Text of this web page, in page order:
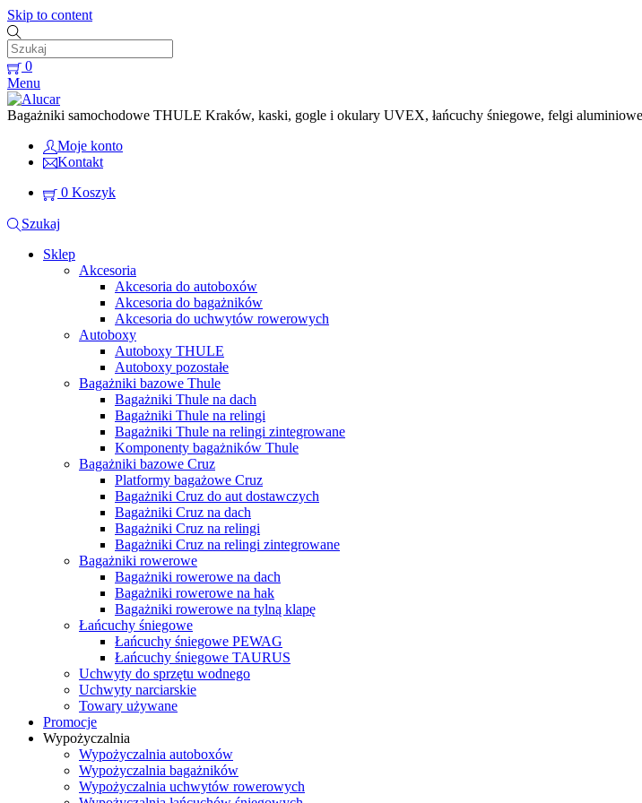
Skip to content
0
Menu
Bagażniki samochodowe THULE Kraków, kaski, gogle i okulary UVEX, łańcuchy śniegowe, felgi
Moje konto
Kontakt
0 Koszyk
Szukaj
Sklep
Akcesoria
Akcesoria do autoboxów
Akcesoria do bagażników
Akcesoria do uchwytów rowerowych
Autoboxy
Autoboxy THULE
Autoboxy pozostałe
Bagażniki bazowe Thule
Bagażniki Thule na dach
Bagażniki Thule na relingi
Bagażniki Thule na relingi zintegrowane
Komponenty bagażników Thule
Bagażniki bazowe Cruz
Platformy bagażowe Cruz
Bagażniki Cruz do aut dostawczych
Bagażniki Cruz na dach
Bagażniki Cruz na relingi
Bagażniki Cruz na relingi zintegrowane
Bagażniki rowerowe
Bagażniki rowerowe na dach
Bagażniki rowerowe na hak
Bagażniki rowerowe na tylną klapę
Łańcuchy śniegowe
Łańcuchy śniegowe PEWAG
Łańcuchy śniegowe TAURUS
Uchwyty do sprzętu wodnego
Uchwyty narciarskie
Towary używane
Promocje
Wypożyczalnia
Wypożyczalnia autoboxów
Wypożyczalnia bagażników
Wypożyczalnia uchwytów rowerowych